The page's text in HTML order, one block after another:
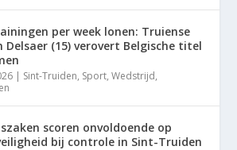
per week lonen: Truiense
Delsaer (15) verovert Belgische titel
| Sint-Truiden, Sport,Wedstrijd,
scoren onvoldoende op
bij controle in Sint-Truiden